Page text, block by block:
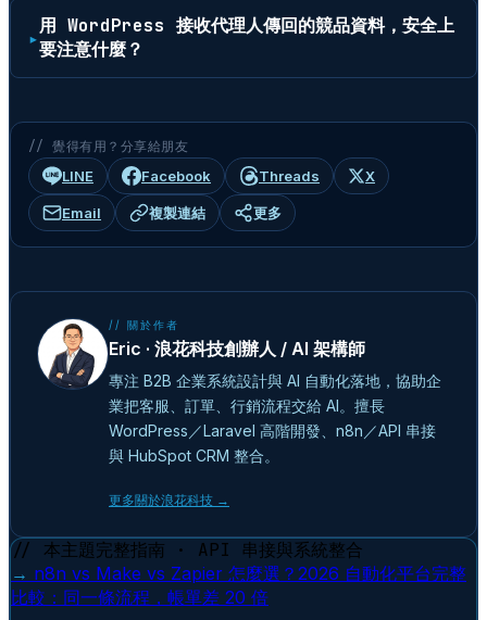
用 WordPress 接收代理人傳回的競品資料，安全上
要注意什麼？
// 覺得有用？分享給朋友
LINE Facebook Threads X
Email 複製連結 更多
// 關於作者
Eric · 浪花科技創辦人 / AI 架構師
專注 B2B 企業系統設計與 AI 自動化落地，協助企
業把客服、訂單、行銷流程交給 AI。擅長
WordPress／Laravel 高階開發、n8n／API 串接
與 HubSpot CRM 整合。
更多關於浪花科技 →
// 本主題完整指南 · API 串接與系統整合
→ n8n vs Make vs Zapier 怎麼選？2026 自動化平台完整
比較：同一條流程，帳單差 20 倍